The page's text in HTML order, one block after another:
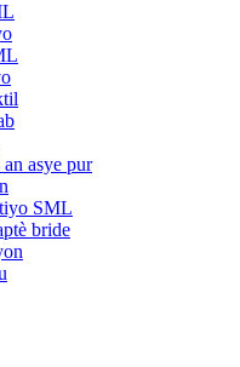
asye pur
SML
bride